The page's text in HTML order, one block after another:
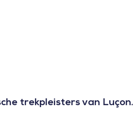
trekpleisters van Luçon.